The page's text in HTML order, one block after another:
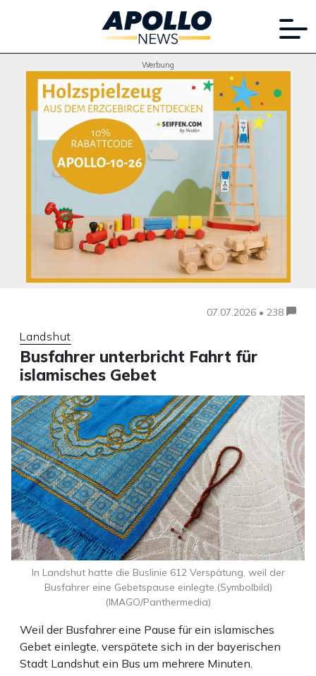
Werbung
07.07.2026 • 238
Landshut
Busfahrer unterbricht Fahrt für
islamisches Gebet
Weil der Busfahrer eine Pause für ein islamisches
Gebet einlegte, verspätete sich in der bayerischen
Stadt Landshut ein Bus um mehrere Minuten.
In Landshut hatte die Buslinie 612 Verspätung, weil der
Busfahrer eine Gebetspause einlegte.(Symbolbild)
(IMAGO/Panthermedia)